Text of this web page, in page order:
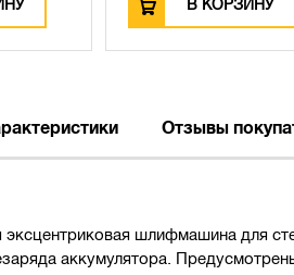
В КОРЗИНУ
Отзывы
эксцентриковая шлифмашина для
аккумулятора.